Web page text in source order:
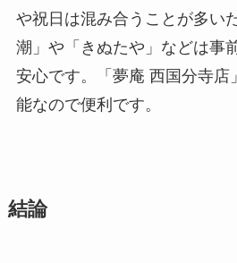
や祝日は混み合うことが多い
潮」や「きぬたや」などは事
安心です。「夢庵 西国分寺店
能なので便利です。
結論